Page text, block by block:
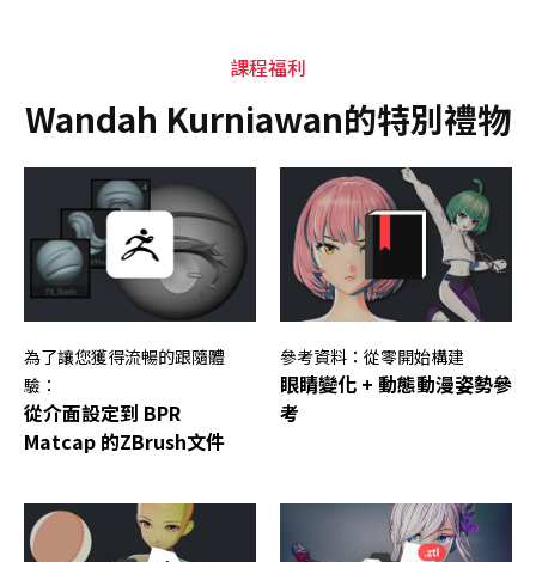
課程福利
Wandah Kurniawan的特別禮物
為了讓您獲得流暢的跟隨體
驗：
從介面設定到 BPR
Matcap 的ZBrush文件
參考資料：從零開始構建
眼睛變化 + 動態動漫姿勢參
考